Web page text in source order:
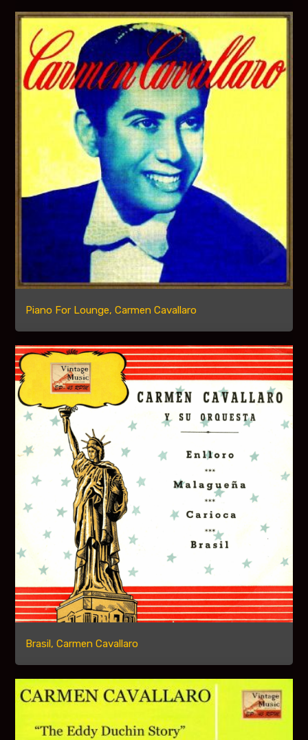
Piano For Lounge, Carmen Cavallaro
Brasil, Carmen Cavallaro